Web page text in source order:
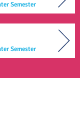
Semester
Semester